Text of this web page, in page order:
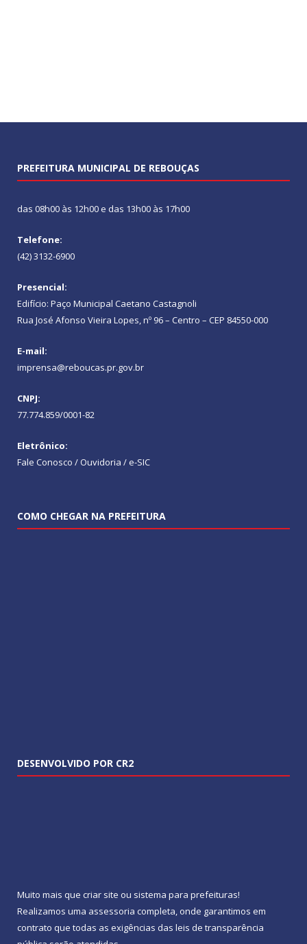
PREFEITURA MUNICIPAL DE REBOUÇAS
das 08h00 às 12h00 e das 13h00 às 17h00
Telefone:
(42) 3132-6900
Presencial:
Edifício: Paço Municipal Caetano Castagnoli
Rua José Afonso Vieira Lopes, nº 96 – Centro – CEP 84550-000
E-mail:
imprensa@reboucas.pr.gov.br
CNPJ:
77.774.859/0001-82
Eletrônico:
Fale Conosco / Ouvidoria / e-SIC
COMO CHEGAR NA PREFEITURA
DESENVOLVIDO POR CR2
Muito mais que criar site ou sistema para prefeituras!
Realizamos uma assessoria completa, onde garantimos em
contrato que todas as exigências das leis de transparência